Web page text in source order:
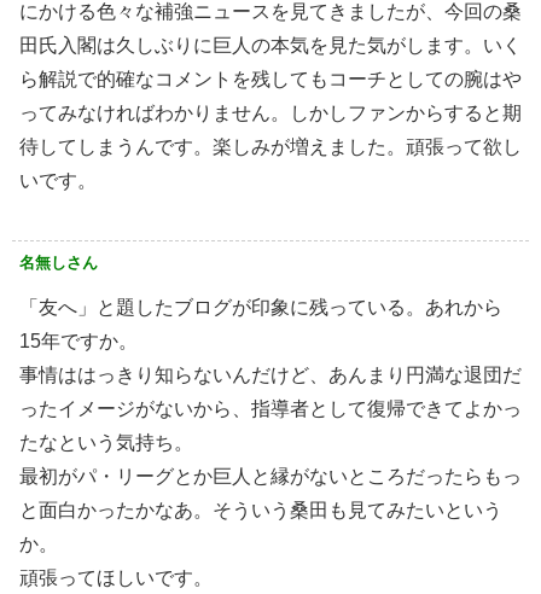
にかける色々な補強ニュースを見てきましたが、今回の桑
田氏入閣は久しぶりに巨人の本気を見た気がします。いく
ら解説で的確なコメントを残してもコーチとしての腕はや
ってみなければわかりません。しかしファンからすると期
待してしまうんです。楽しみが増えました。頑張って欲し
いです。
名無しさん
「友へ」と題したブログが印象に残っている。あれから
15年ですか。
事情ははっきり知らないんだけど、あんまり円満な退団だ
ったイメージがないから、指導者として復帰できてよかっ
たなという気持ち。
最初がパ・リーグとか巨人と縁がないところだったらもっ
と面白かったかなあ。そういう桑田も見てみたいという
か。
頑張ってほしいです。